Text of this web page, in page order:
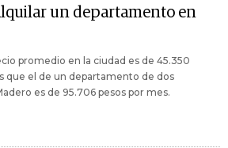
un departamento en
promedio en la ciudad es de 45.350
que el de un departamento de dos
es de 95.706 pesos por mes.